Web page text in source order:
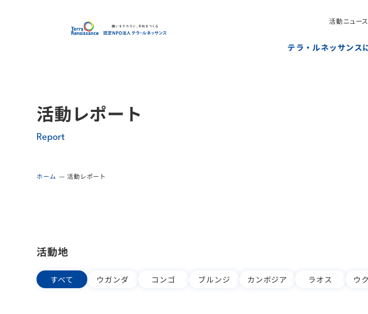
認定NPO法人テラ・ルネッサンス（平
活動ニュー
テラ・ルネッサンス
活動レポート
Report
ホーム 活動レポート
活動地
すべて ウガンダ コンゴ ブルンジ カンボジア ラオス ウ